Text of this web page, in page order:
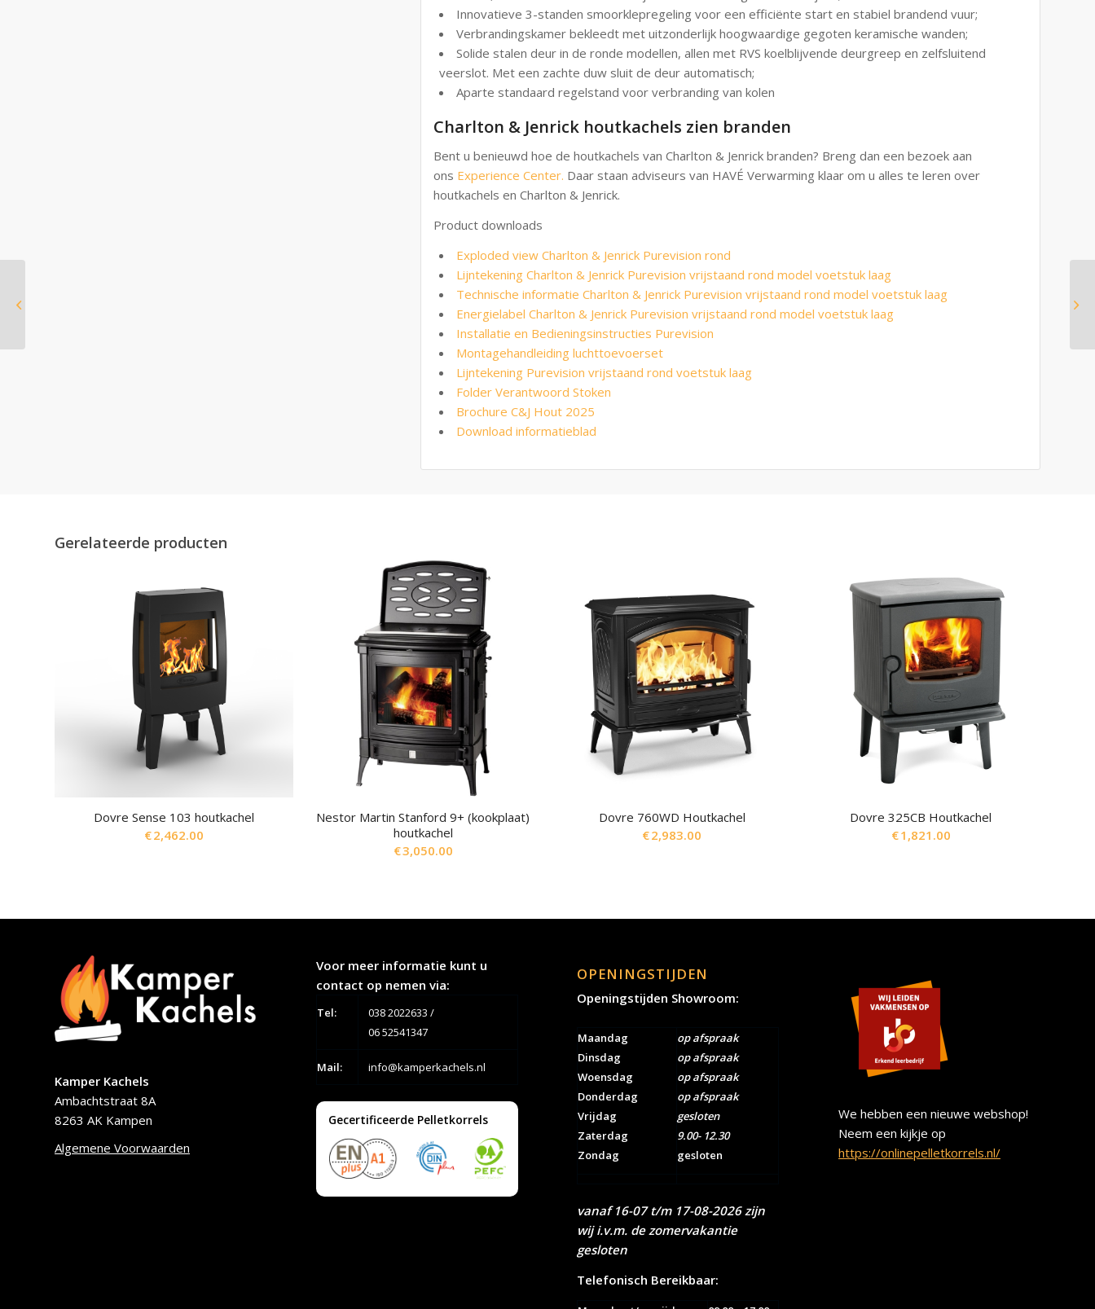
Innovatieve 3-standen smoorklepregeling voor een efficiënte start en stabiel brandend vuur;
Verbrandingskamer bekleedt met uitzonderlijk hoogwaardige gegoten keramische wanden;
Solide stalen deur in de ronde modellen, allen met RVS koelblijvende deurgreep en zelfsluitend
veerslot. Met een zachte duw sluit de deur automatisch;
Aparte standaard regelstand voor verbranding van kolen
Charlton & Jenrick houtkachels zien branden
Bent u benieuwd hoe de houtkachels van Charlton & Jenrick branden? Breng dan een bezoek aan
ons Experience Center. Daar staan adviseurs van HAVÉ Verwarming klaar om u alles te leren over
houtkachels en Charlton & Jenrick.
Product downloads
Exploded view Charlton & Jenrick Purevision rond
Lijntekening Charlton & Jenrick Purevision vrijstaand rond model voetstuk laag
Technische informatie Charlton & Jenrick Purevision vrijstaand rond model voetstuk laag
Energielabel Charlton & Jenrick Purevision vrijstaand rond model voetstuk laag
Installatie en Bedieningsinstructies Purevision
Montagehandleiding luchttoevoerset
Lijntekening Purevision vrijstaand rond voetstuk laag
Folder Verantwoord Stoken
Brochure C&J Hout 2025
Download informatieblad
Gerelateerde producten
Dovre Sense 103 houtkachel
€2,462.00
Nestor Martin Stanford 9+ (kookplaat)
houtkachel
€3,050.00
Dovre 760WD Houtkachel
€2,983.00
Dovre 325CB Houtkachel
€1,821.00
Kamper Kachels
Ambachtstraat 8A
8263 AK Kampen
Algemene Voorwaarden
Voor meer informatie kunt u
contact op nemen via:
Tel: 038 2022633 /
06 52541347
Mail: info@kamperkachels.nl
Gecertificeerde Pelletkorrels
OPENINGSTIJDEN
Openingstijden Showroom:
Maandag
Dinsdag
Woensdag
Donderdag
Vrijdag
Zaterdag
Zondag
op afspraak
op afspraak
op afspraak
op afspraak
gesloten
9.00- 12.30
gesloten
vanaf 16-07 t/m 17-08-2026 zijn
wij i.v.m. de zomervakantie
gesloten
Telefonisch Bereikbaar:
We hebben een nieuwe webshop!
Neem een kijkje op
https://onlinepelletkorrels.nl/